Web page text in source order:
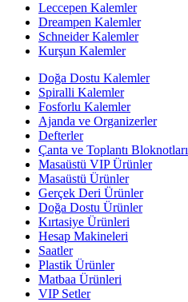
Leccepen Kalemler
Dreampen Kalemler
Schneider Kalemler
Kurşun Kalemler
Doğa Dostu Kalemler
Spiralli Kalemler
Fosforlu Kalemler
Ajanda ve Organizerler
Defterler
Çanta ve Toplantı Bloknotları
Masaüstü VIP Ürünler
Masaüstü Ürünler
Gerçek Deri Ürünler
Doğa Dostu Ürünler
Kırtasiye Ürünleri
Hesap Makineleri
Saatler
Plastik Ürünler
Matbaa Ürünleri
VIP Setler